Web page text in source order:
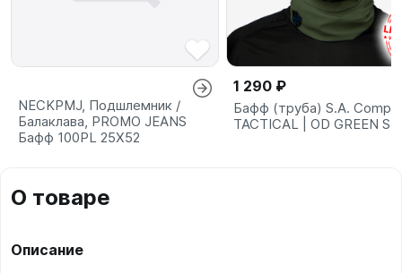
NECKPMJ, Подшлемник /
Балаклава, PROMO JEANS
Бафф 100PL 25X52
1 290 ₽
Бафф (труба) S.A.
TACTICAL | OD GREEN
О товаре
Описание